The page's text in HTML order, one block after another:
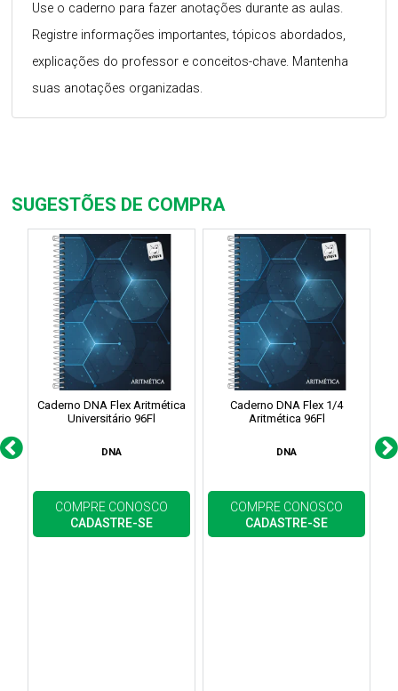
Use o caderno para fazer anotações durante as aulas.
Registre informações importantes, tópicos abordados,
explicações do professor e conceitos-chave. Mantenha
suas anotações organizadas.
SUGESTÕES DE COMPRA
Caderno DNA Flex Aritmética
Universitário 96Fl
DNA
COMPRE CONOSCO
CADASTRE-SE
Caderno DNA Flex 1/4
Aritmética 96Fl
DNA
COMPRE CONOSCO
CADASTRE-SE